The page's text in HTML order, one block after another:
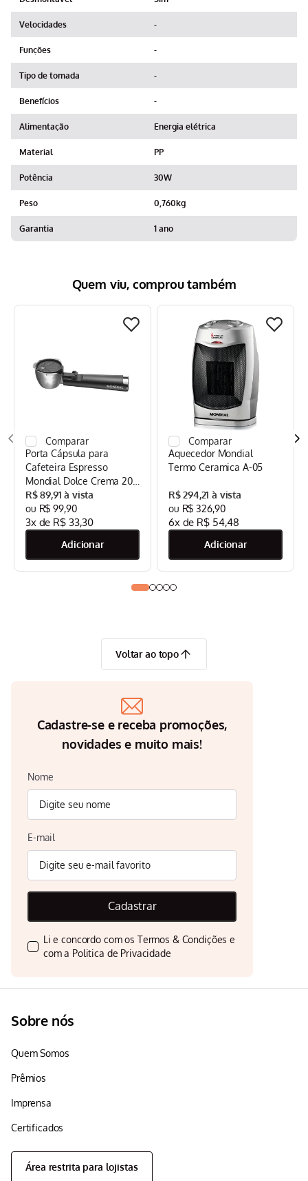
Velocidades -
Funções -
Tipo de tomada -
Benefícios -
Alimentação Energia elétrica
Material PP
Potência 30W
Peso 0,760kg
Garantia 1 ano
Quem viu, comprou também
Porta Cápsula para
Cafeteira Espresso
Mondial Dolce Crema 20
Bar Mondial Preto/Inox -
CPC-DG
R$ 89,91
R$ 99,90
3x de R$ 33,30
Aquecedor Mondial
Termo Ceramica A-05
R$ 294,21
R$ 326,90
6x de R$ 54,48
Voltar ao topo
Cadastre-se e receba promoções,
novidades e muito mais!
Nome
E-mail
Cadastrar
Li e concordo com os Termos & Condições e
com a Politica de Privacidade
Sobre nós
Quem Somos
Prêmios
Imprensa
Certificados
Área restrita para lojistas